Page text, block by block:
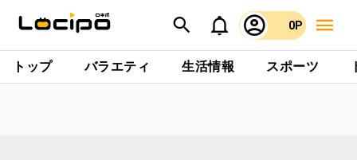
0P
トップ バラエティ 生活情報 スポーツ